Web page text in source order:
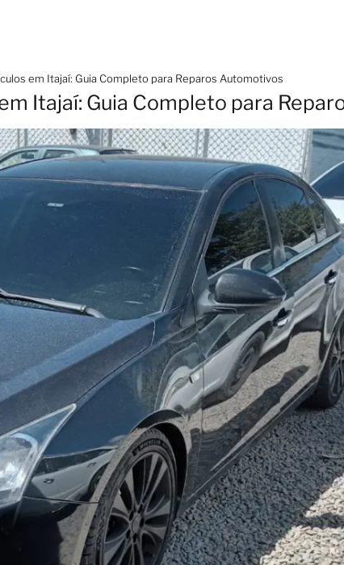
em Itajaí: Guia Completo para Reparos Automotivos
Itajaí: Guia Completo para